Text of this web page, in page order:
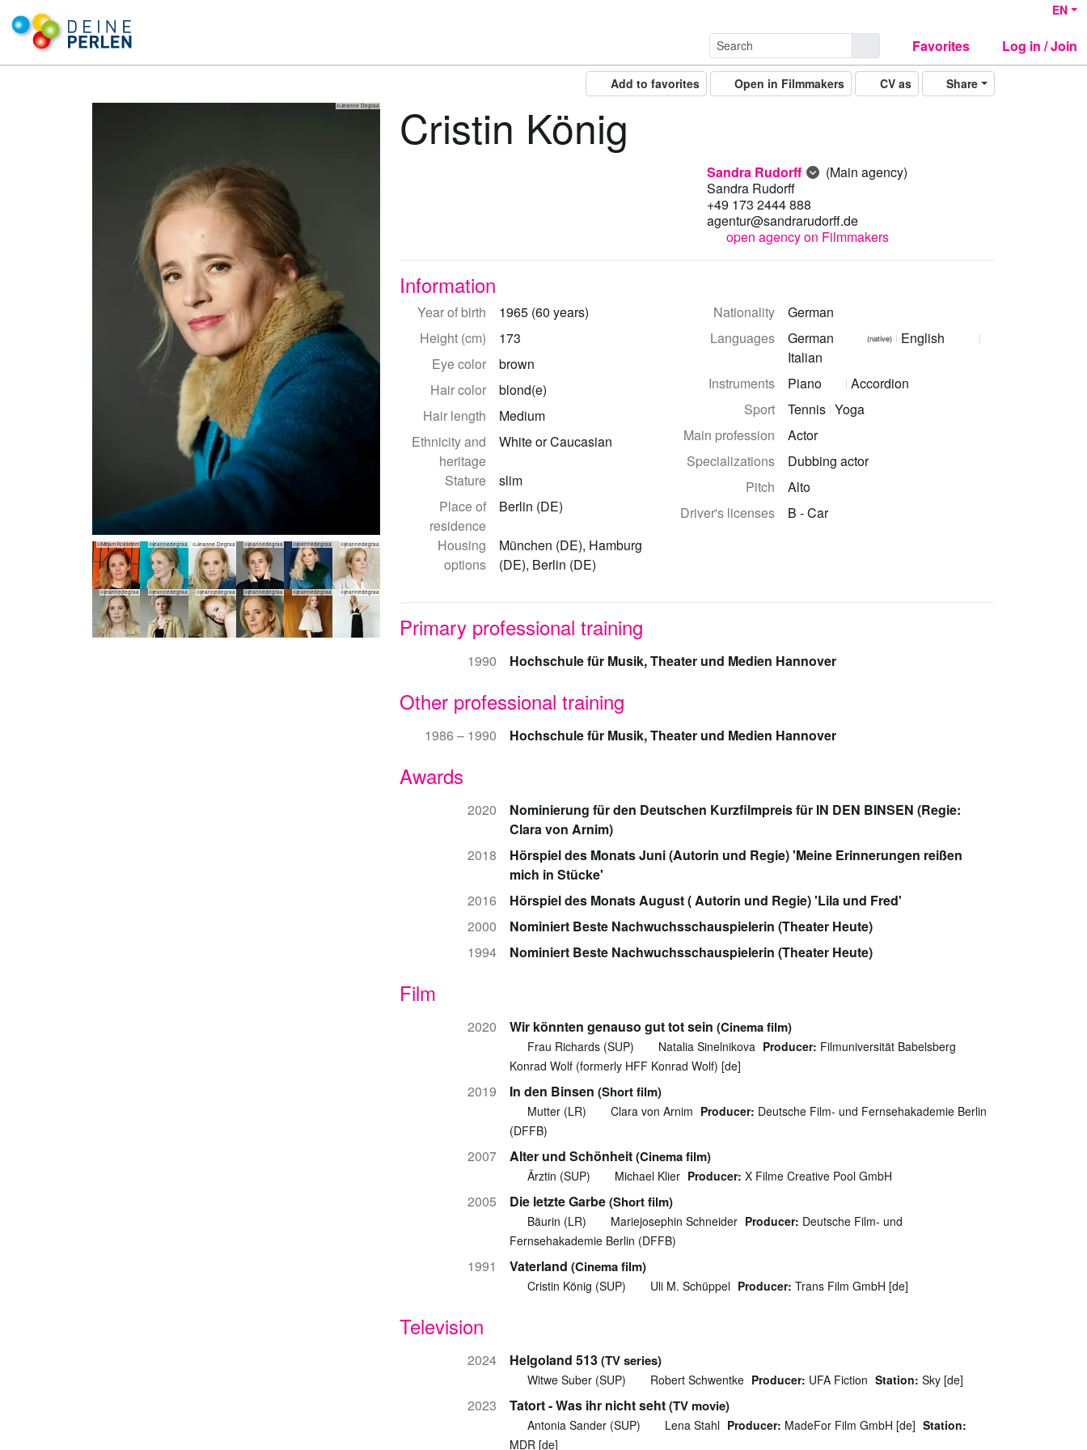
EN
Favorites Log in / Join
Share
CV as
Open in Filmmakers
Add to favorites
©Jeanne Degraa
©Mirjam Knickriem ©jeannedegraa ©Jeanne Degraa ©jeannedegraa ©jeannedegraa ©jeannedegraa
©jeannedegraa ©jeannedegraa ©jeannedegraa ©jeannedegraa ©jeannedegraa ©jeannedegraa
Cristin König
Sandra Rudorff
(Main agency)
Sandra Rudorff
+49 173 2444 888
agentur@sandrarudorff.de
open agency on Filmmakers
Information
Year of birth
1965 (60 years)
Height (cm)
173
Eye color
brown
Hair color
blond(e)
Hair length
Medium
Ethnicity and
heritage
White or Caucasian
Stature
slim
Place of
residence
Berlin (DE)
Housing
options
München (DE), Hamburg
(DE), Berlin (DE)
Nationality
German
Languages
German (native)
English
Italian
Instruments
Piano
Accordion
Sport
Tennis Yoga
Main profession
Actor
Specializations
Dubbing actor
Pitch
Alto
Driver's licenses
B - Car
Primary professional training
1990 Hochschule für Musik, Theater und Medien Hannover
Other professional training
1986 – 1990 Hochschule für Musik, Theater und Medien Hannover
Awards
2020
Nominierung für den Deutschen Kurzfilmpreis für IN DEN BINSEN (Regie:
Clara von Arnim)
2018
Hörspiel des Monats Juni (Autorin und Regie) 'Meine Erinnerungen reißen
mich in Stücke'
2016
Hörspiel des Monats August ( Autorin und Regie) 'Lila und Fred'
2000
Nominiert Beste Nachwuchsschauspielerin (Theater Heute)
1994
Nominiert Beste Nachwuchsschauspielerin (Theater Heute)
Film
2020 Wir könnten genauso gut tot sein (Cinema film)
Frau Richards (SUP) Natalia Sinelnikova Producer: Filmuniversität Babelsberg
Konrad Wolf (formerly HFF Konrad Wolf) [de]
2019 In den Binsen (Short film)
Mutter (LR) Clara von Arnim Producer: Deutsche Film- und Fernsehakademie Berlin
(DFFB)
2007 Alter und Schönheit(Cinema film)
Ärztin (SUP) Michael Klier Producer: X Filme Creative Pool GmbH
2005 Die letzte Garbe(Short film)
Bäurin (LR) Mariejosephin Schneider Producer: Deutsche Film- und
Fernsehakademie Berlin (DFFB)
1991 Vaterland (Cinema film)
Cristin König (SUP) Uli M. Schüppel Producer: Trans Film GmbH [de]
Television
2024 Helgoland 513(TV series)
Witwe Suber (SUP) Robert Schwentke Producer: UFA Fiction Station: Sky [de]
2023 Tatort - Was ihr nicht seht(TV movie)
Antonia Sander (SUP) Lena Stahl Producer: MadeFor Film GmbH [de] Station:
MDR [de]